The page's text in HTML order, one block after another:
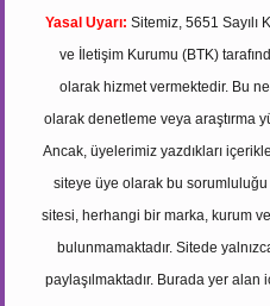
Yasal Uyarı: Sitemiz, 5651 Sayılı
ve İletişim Kurumu (BTK)
olarak hizmet vermektedir. Bu
olarak denetleme veya araştırma
Ancak, üyelerimiz yazdıkları
siteye üye olarak bu sorumluluğu
sitesi, herhangi bir marka, kurum
bulunmamaktadır. Sitede
paylaşılmaktadır. Burada yer